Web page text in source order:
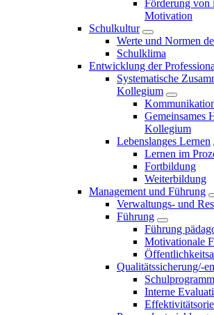
Förderung von
Motivation
Schulkultur
Werte und Normen
Schulklima
Entwicklung der
Systematische
Kollegium
Gemeinsames
Kollegium
Lebenslanges Lernen
Lernen im
Fortbildung
Weiterbildung
Management und Führung
Verwaltungs- und
Führung
Führung
Motivationale
Qualitätssicherung/-
Interne